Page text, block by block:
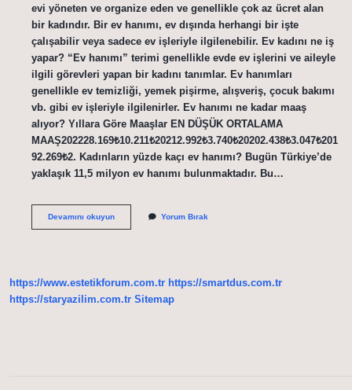
evi yöneten ve organize eden ve genellikle çok az ücret alan
bir kadındır. Bir ev hanımı, ev dışında herhangi bir işte
çalışabilir veya sadece ev işleriyle ilgilenebilir. Ev kadını ne iş
yapar? “Ev hanımı” terimi genellikle evde ev işlerini ve aileyle
ilgili görevleri yapan bir kadını tanımlar. Ev hanımları
genellikle ev temizliği, yemek pişirme, alışveriş, çocuk bakımı
vb. gibi ev işleriyle ilgilenirler. Ev hanımı ne kadar maaş
alıyor? Yıllara Göre Maaşlar EN DÜŞÜK ORTALAMA
MAAŞ202228.169₺10.211₺20212.992₺3.740₺20202.438₺3.047₺201
92.269₺2. Kadınların yüzde kaçı ev hanımı? Bugün Türkiye’de
yaklaşık 11,5 milyon ev hanımı bulunmaktadır. Bu…
Devamını okuyunEv
Yorum Bırak
https://www.estetikforum.com.tr https://smartdus.com.tr
https://staryazilim.com.tr Sitemap